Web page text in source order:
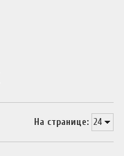
На странице: